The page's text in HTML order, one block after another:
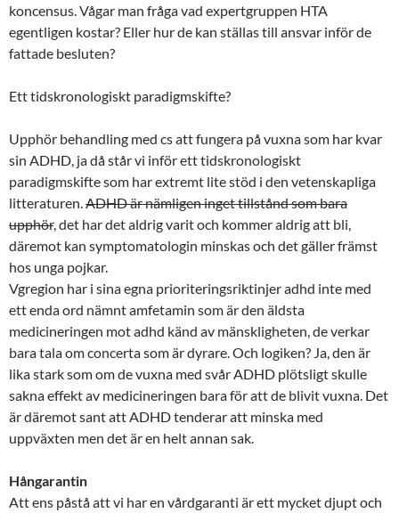
koncensus. Vågar man fråga vad expertgruppen HTA
egentligen kostar? Eller hur de kan ställas till ansvar inför de
fattade besluten?
Ett tidskronologiskt paradigmskifte?
Upphör behandling med cs att fungera på vuxna som har kvar
sin ADHD, ja då står vi inför ett tidskronologiskt
paradigmskifte som har extremt lite stöd i den vetenskapliga
litteraturen.ADHD är nämligen inget tillstånd som bara
upphör, det har det aldrig varit och kommer aldrig att bli,
däremot kan symptomatologin minskas och det gäller främst
hos unga pojkar.
Vgregion har i sina egna prioriteringsriktinjer adhd inte med
ett enda ord nämnt amfetamin som är den äldsta
medicineringen mot adhd känd av mänskligheten, de verkar
bara tala om concerta som är dyrare. Och logiken? Ja, den är
lika stark som om de vuxna med svår ADHD plötsligt skulle
sakna effekt av medicineringen bara för att de blivit vuxna. Det
är däremot sant att ADHD tenderar att minska med
uppväxten men det är en helt annan sak.
Hångarantin
Att ens påstå att vi har en vårdgaranti är ett mycket djupt och